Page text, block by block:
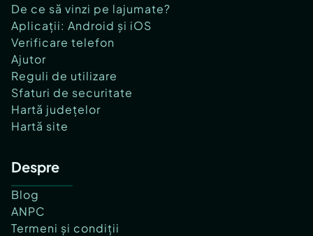
De ce să vinzi pe lajumate?
Aplicații: Android și iOS
Verificare telefon
Ajutor
Reguli de utilizare
Sfaturi de securitate
Hartă județelor
Hartă site
Despre
Blog
ANPC
Termeni și condiții